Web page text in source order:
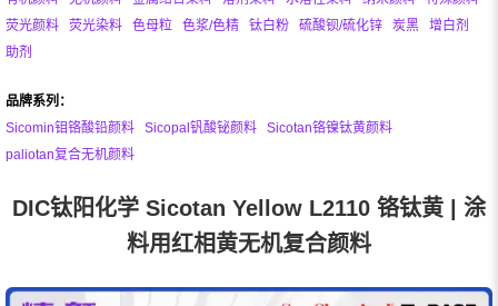
荧光颜料
荧光染料 色母粒 色浆/色精 钛白粉 硫酸钡/硫化锌 炭黑
增白剂
助剂
品牌系列：
Sicomin钼铬酸铅颜料
Sicopal钒酸铋颜料
Sicotan铬镍钛黄颜料
paliotan复合无机颜料
DIC钛阳化学 Sicotan Yellow L2110 铬钛黄 | 涂
料用红相黄无机复合颜料